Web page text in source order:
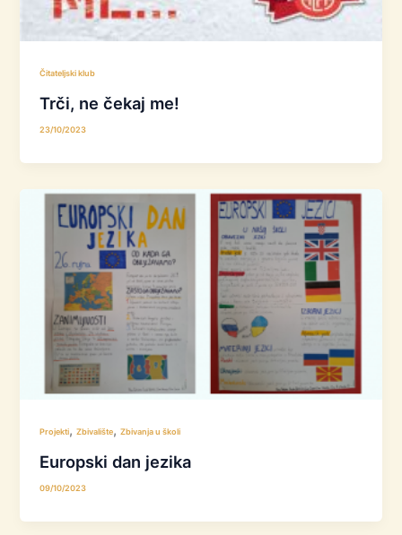
Čitateljski klub
Trči, ne čekaj me!
23/10/2023
Projekti,Zbivalište,Zbivanja u školi
Europski dan jezika
09/10/2023